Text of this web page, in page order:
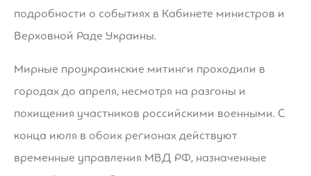
подробности о событиях в Кабинете министров и
Верховной Раде Украины.
Мирные проукраинские митинги проходили в
городах до апреля, несмотря на разгоны и
похищения участников российскими военными. С
конца июля в обоих регионах действуют
временные управления МВД РФ, назначенные